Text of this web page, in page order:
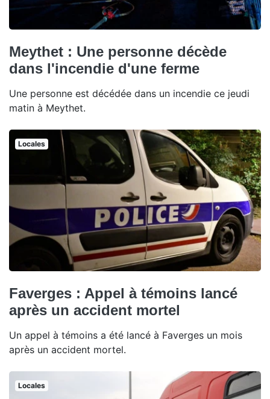
Meythet : Une personne décède
dans l'incendie d'une ferme
Une personne est décédée dans un incendie ce jeudi
matin à Meythet.
Locales
Faverges : Appel à témoins lancé
après un accident mortel
Un appel à témoins a été lancé à Faverges un mois
après un accident mortel.
Locales